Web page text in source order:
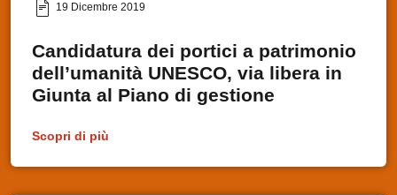
19 Dicembre 2019
Candidatura dei portici a patrimonio
dell’umanità UNESCO, via libera in
Giunta al Piano di gestione
Scopri di più